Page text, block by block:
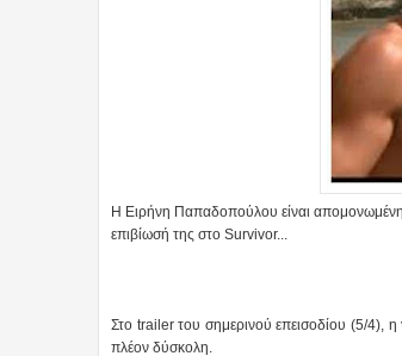
Η Ειρήνη Παπαδοπούλου είναι
επιβίωσή της στο Survivor...
Στο trailer του σημερινού επεισοδίου (5/4), η
πλέον δύσκολη.